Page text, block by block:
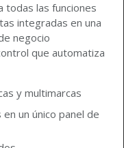
todas las funciones
integradas en una
negocio
que automatiza
y multimarcas
un único panel de